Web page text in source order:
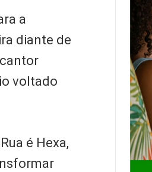
a
diante de
voltado
é Hexa,